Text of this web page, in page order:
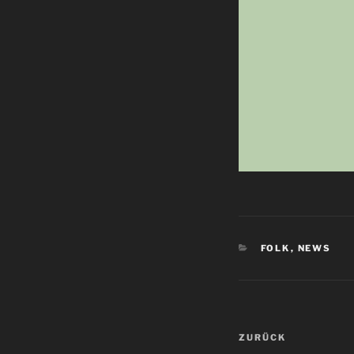
KATEGORIEN
FOLK , NEWS
Vorheriger
ZURÜCK